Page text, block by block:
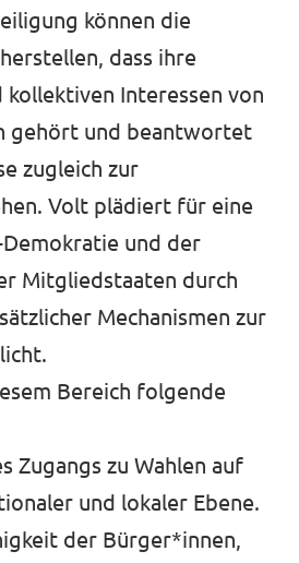
können die
dass ihre
kollektiven Interessen von
gehört und beantwortet
zugleich zur
Volt plädiert für eine
und der
Mitgliedstaaten durch
Mechanismen zur
Bereich folgende
Zugangs zu Wahlen auf
und lokaler Ebene.
der Bürger*innen,